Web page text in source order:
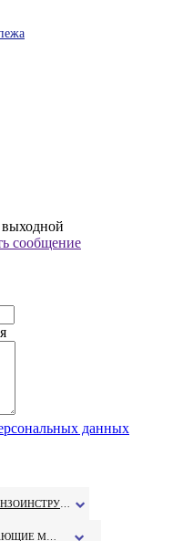
выходной
сообщение
данных